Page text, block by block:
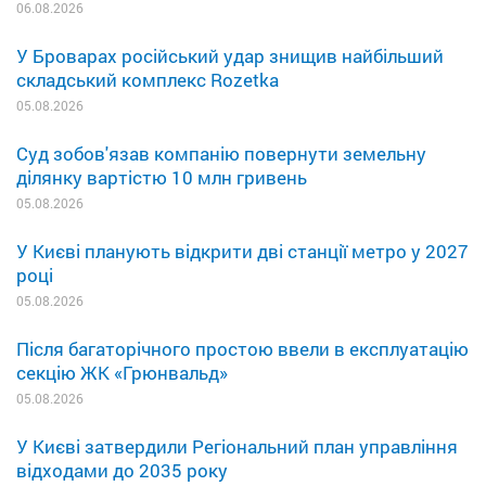
06.08.2026
У Броварах російський удар знищив найбільший
складський комплекс Rozetka
05.08.2026
Суд зобов'язав компанію повернути земельну
ділянку вартістю 10 млн гривень
05.08.2026
У Києві планують відкрити дві станції метро у 2027
році
05.08.2026
Після багаторічного простою ввели в експлуатацію
секцію ЖК «Грюнвальд»
05.08.2026
У Києві затвердили Регіональний план управління
відходами до 2035 року